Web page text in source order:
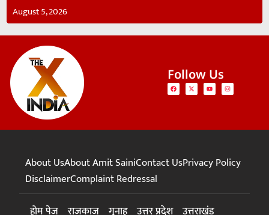
August 5, 2026
Follow Us
About UsAbout Amit SainiContact UsPrivacy Policy
DisclaimerComplaint Redressal
होम पेज राजकाज गुनाह उत्तर प्रदेश उत्तराखंड